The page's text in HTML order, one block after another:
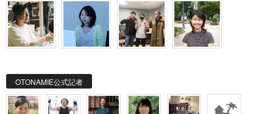
OTONAMIE公式記者